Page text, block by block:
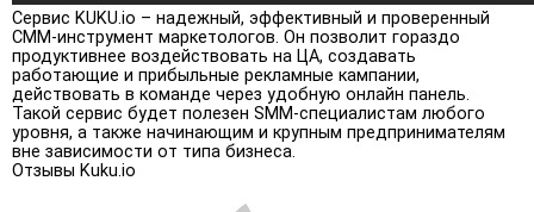
Сервис KUKU.io – надежный, эффективный и проверенный
СММ-инструмент маркетологов. Он позволит гораздо
продуктивнее воздействовать на ЦА, создавать
работающие и прибыльные рекламные кампании,
действовать в команде через удобную онлайн панель.
Такой сервис будет полезен SMM-специалистам любого
уровня, а также начинающим и крупным предпринимателям
вне зависимости от типа бизнеса.
Отзывы Kuku.io